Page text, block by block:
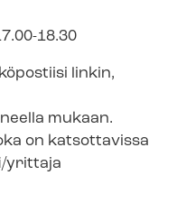
18.30
linkin,
mukaan.
on katsottavissa
yrittaja